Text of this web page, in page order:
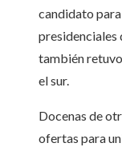
candidato
presidenciales
también
el sur.
Docenas de
ofertas para